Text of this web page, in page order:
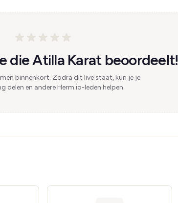
die Atilla Karat beoordeelt!
binnenkort. Zodra dit live staat, kun je je
delen en andere Herm.io-leden helpen.